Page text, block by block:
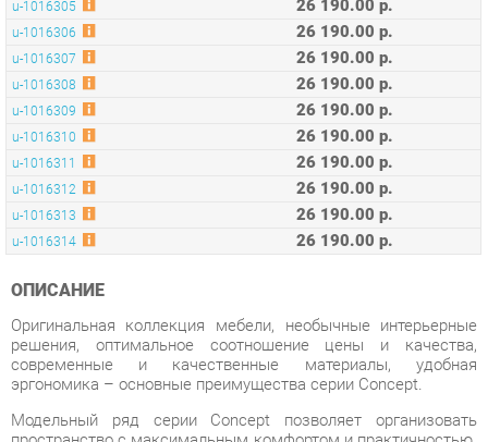
u-1016308 26 190.00 р.
u-1016309 26 190.00 р.
u-1016310 26 190.00 р.
u-1016311 26 190.00 р.
u-1016312 26 190.00 р.
u-1016313 26 190.00 р.
u-1016314 26 190.00 р.
ОПИСАНИЕ
Оригинальная коллекция мебели, необычные интерьерные
современные и качественные материалы, удобная
эргономика – основные преимущества серии Concept.
Модельный ряд серии Concept позволяет организовать
пространство с максимальным комфортом и практичностью.
Дизайн строится на простоте линий. Модульная конструкция
позволяет собирать уникальные комплекты, что очень
удобно, особенно если мебель будет размещаться в
помещении с нестандартной планировкой.